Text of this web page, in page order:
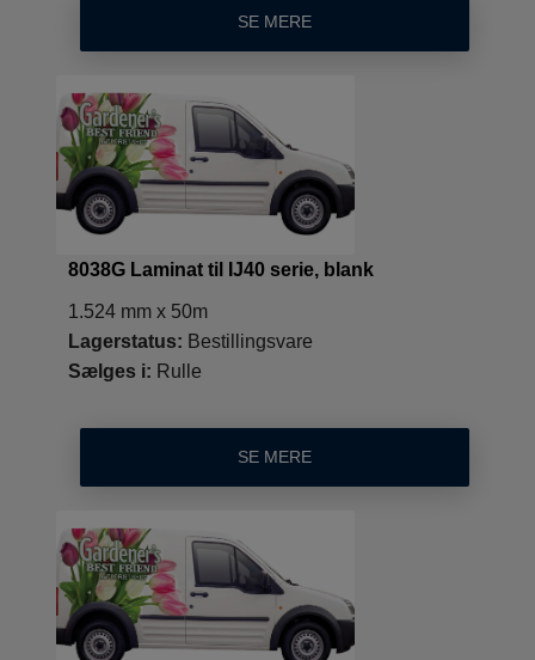
SE MERE
8038G Laminat til IJ40 serie, blank
1.524 mm x 50m
Lagerstatus: Bestillingsvare
Sælges i: Rulle
SE MERE